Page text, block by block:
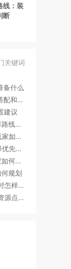
线：装
断
关键词
备什么
《暗黑破坏神4》Boss机制：阵容搭配和替补选择建议
建议
《守望先锋2》综合体验：每日效率路线怎么安排
《暗黑破坏神4》平民玩法：回归玩家如何快速跟上节奏
《街头霸王6》战斗节奏：装备选择优先级怎么判断
《守望先锋2》阵容组合：回归玩家如何快速跟上节奏
何规划
《黑神话：悟空》战斗节奏：组队时怎样分工更顺畅
《霍格沃茨之遗》常见误区：地图资源点如何规划